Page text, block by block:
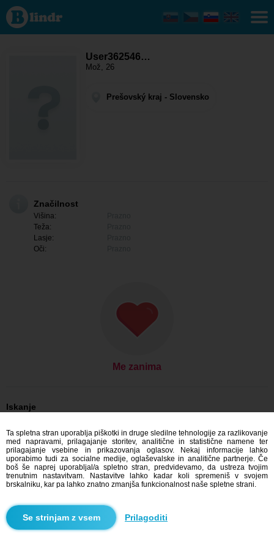
User36254674
- On išče
nekoga
Prešovský
User362546…
Mož, 26
Prešovský kraj - Slovensko
Značilnost
Višina:
Teža:
Lasje:
Oči:
Me zanima
Iskanje
On išče njo: Moški, 26
On išče njo: Moški, 26 - Slovensko
On išče njo: Moški, 26 - Prešovský kraj
On išče njo: Moški, 26 - Sabinov
Zmenkovati Slovensko
Zmenkovati Prešovský kraj
Zmenkovati Sabinov
Blindr aplikacije
Ta spletna stran uporablja piškotki in druge sledilne tehnologije za razlikovanje
med napravami, prilagajanje storitev, analitične in statistične namene ter
prilagajanje vsebine in prikazovanja oglasov. Nekaj informacije lahko
uporabimo tudi za socialne medije, oglaševalske in analitične partnerje. Če
boš še naprej uporabljal/a spletno stran, predvidevamo, da ustreza tvojim
trenutnim nastavitvam. Nastavitve lahko kadar koli spremeniš v svojem
brskalniku, kar pa lahko znatno zmanjša funkcionalnost naše spletne strani.
Prilagoditi